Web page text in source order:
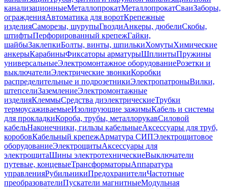
канализационныеМеталлопрокатМеталлопрокатСваиЗаборы,
огражденияАвтоматика для воротКрепежные
изделияСаморезы, шурупыГвоздиАнкеры, дюбелиСкобы,
штифтыПерфорированный крепежГайки,
шайбыЗаклепкиБолты, винты, шпилькиХомутыХимические
анкерыКарабиныФиксаторы арматурыШплинтыПружины
универсальныеЭлектромонтажное оборудованиеРозетки и
выключателиЭлектрические звонкиКоробки
распределительные и подрозетникиЭлектропатроныВилки,
штепселиЗаземлениеЭлектромонтажные
изделияКлеммыСредства диэлектрическиеТрубки
термоусаживаемыеИзолирующие зажимыКабель и системы
для прокладкиКороба, трубы, металлорукавСиловой
кабельНаконечники, гильзы кабельныеАксессуары для труб,
коробовКабельный крепежАрматура СИПЭлектрощитовое
оборудованиеЭлектрощитыАксессуары для
электрощитаШины электротехническиеВыключатели
путевые, концевыеТрансформаторыАппаратура
управленияРубильникиПредохранителиЧастотные
преобразователиПускатели магнитныеМодульная